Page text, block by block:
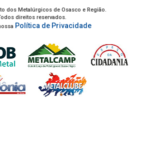
dos Metalúrgicos de Osasco e Região.
direitos reservados.
Política de Privacidade